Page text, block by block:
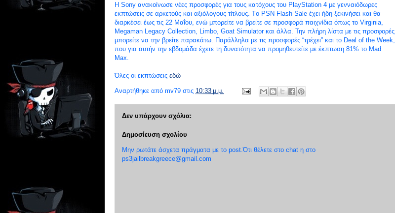
Η Sony ανακοίνωσε νέες προσφορές για τους κατόχους του PlayStation 4 με γενναιόδωρες
εκπτώσεις σε αρκετούς και αξιόλογους τίτλους. Τo PSN Flash Sale έχει ήδη ξεκινήσει και θα
διαρκέσει έως τις 22 Μαΐου, ενώ μπορείτε να βρείτε σε προσφορά παιχνίδια όπως το Virginia,
Megaman Legacy Collection, Limbo, Goat Simulator και άλλα. Την πλήρη λίστα με τις προσφορές
μπορείτε να την βρείτε παρακάτω. Παράλληλα με τις προσφορές “τρέχει” και το Deal of the Week,
που για αυτήν την εβδομάδα έχετε τη δυνατότητα να προμηθευτείτε με έκπτωση 81% το Mad
Max.
Όλες οι εκπτώσεις εδώ
Αναρτήθηκε από mv79 στις 10:33 μ.μ.
Δεν υπάρχουν σχόλια:
Δημοσίευση σχολίου
Μην ρωτάτε άσχετα πράγματα με το post.Ότι θέλετε στο chat η στο
ps3jailbreakgreece@gmail.com